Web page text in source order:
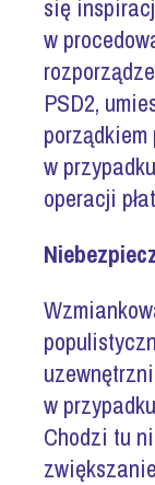
się
w
PSD2,
w
operacji
w
Chodzi tu